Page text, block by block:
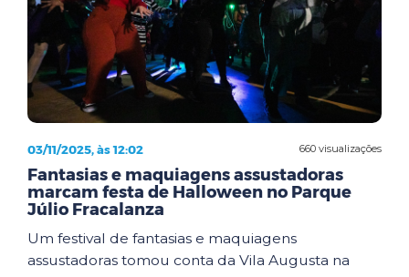
660 visualizações
03/11/2025, às 12:02
Fantasias e maquiagens assustadoras
marcam festa de Halloween no Parque
Júlio Fracalanza
Um festival de fantasias e maquiagens
assustadoras tomou conta da Vila Augusta na